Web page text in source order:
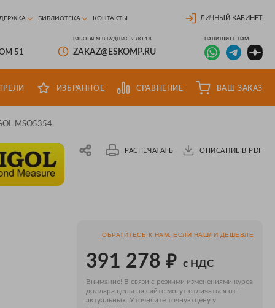
БИБЛИОТЕКА КОНТАКТЫ ЛИЧНЫЙ КАБИНЕТ
51
РАБОТАЕМ В БУДНИ С 9 ДО 18
ZAKAZ@ESKOMP.RU
НАПИШИТЕ НАМ
ИЗБРАННОЕ СРАВНЕНИЕ ВАШ ЗАКАЗ
MSO5354
РАСПЕЧАТАТЬ ОПИСАНИЕ В PDF
ОБРАТИТЕСЬ К НАМ, ЕСЛИ НАШЛИ ДЕШЕВЛЕ
391 278 ₽ с НДС
Внимание! В связи с резкими изменениями курса
доллара цены на сайте могут отличаться от
актуальных. Уточняйте точную цену у